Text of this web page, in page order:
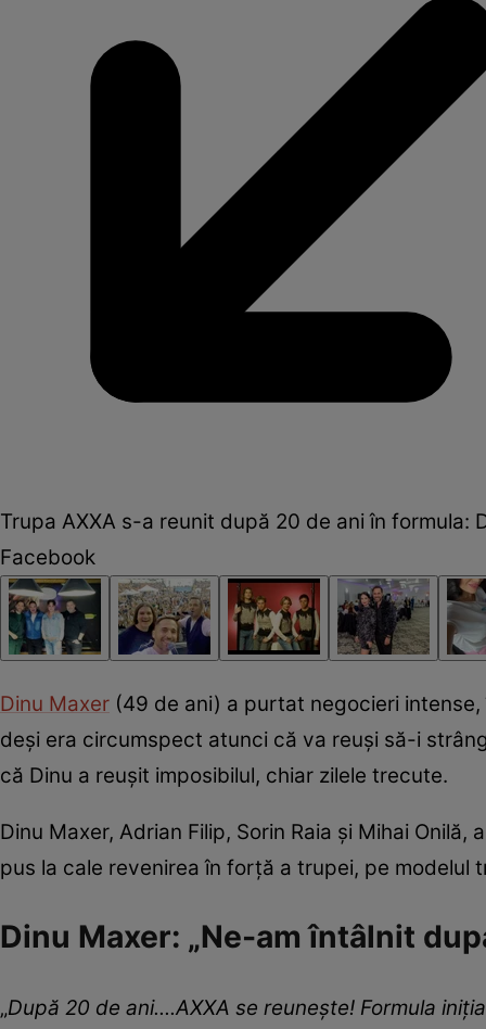
Trupa AXXA s-a reunit după 20 de ani în formula:
Facebook
Dinu Maxer (49 de ani) a purtat negocieri
deși era circumspect atunci că va reuși să-i
că Dinu a reușit imposibilul, chiar zilele trecute.
Dinu Maxer, Adrian Filip, Sorin Raia și Mihai
pus la cale revenirea în forță a trupei, pe modelul
Dinu Maxer: „Ne-am întâlnit
„După 20 de ani....AXXA se reunește! Formula